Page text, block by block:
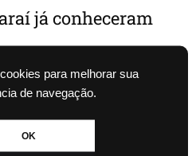
para melhorar sua
de navegação.
OK
já conheceram
voltaram às urnas neste
escolheram o...